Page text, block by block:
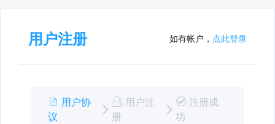
用户注册 如有帐户， 点此登录
用户协
议
用户注
册
注册成
功